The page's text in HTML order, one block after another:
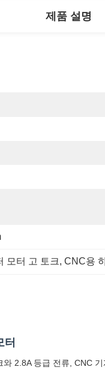
제품 설명
모터 고 토크, CNC용
터
2.8A 등급 전류, CNC